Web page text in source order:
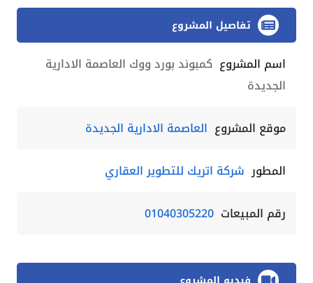
تفاصيل المشروع
اسم المشروع كمبوند بورد ووك العاصمة الادارية
الجديدة
موقع المشروع العاصمة الادارية الجديدة
المطور شركة اتريك للتطوير العقاري
رقم المبيعات 01040305220